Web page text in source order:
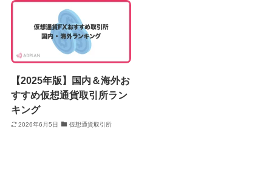
【2025年版】国内＆海外お
すすめ仮想通貨取引所ラン
キング
2026年6月5日 仮想通貨取引所